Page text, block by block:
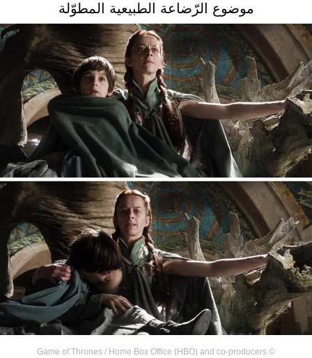
موضوع الرّضاعة الطبيعية المطوّلة
©
Game of Thrones / Home Box Office (HBO) and co-producers